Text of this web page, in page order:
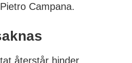
Campana.
återstår hinder.